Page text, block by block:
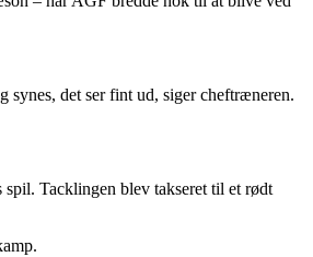
det ser fint ud, siger cheftræneren.
Tacklingen blev takseret til et rødt